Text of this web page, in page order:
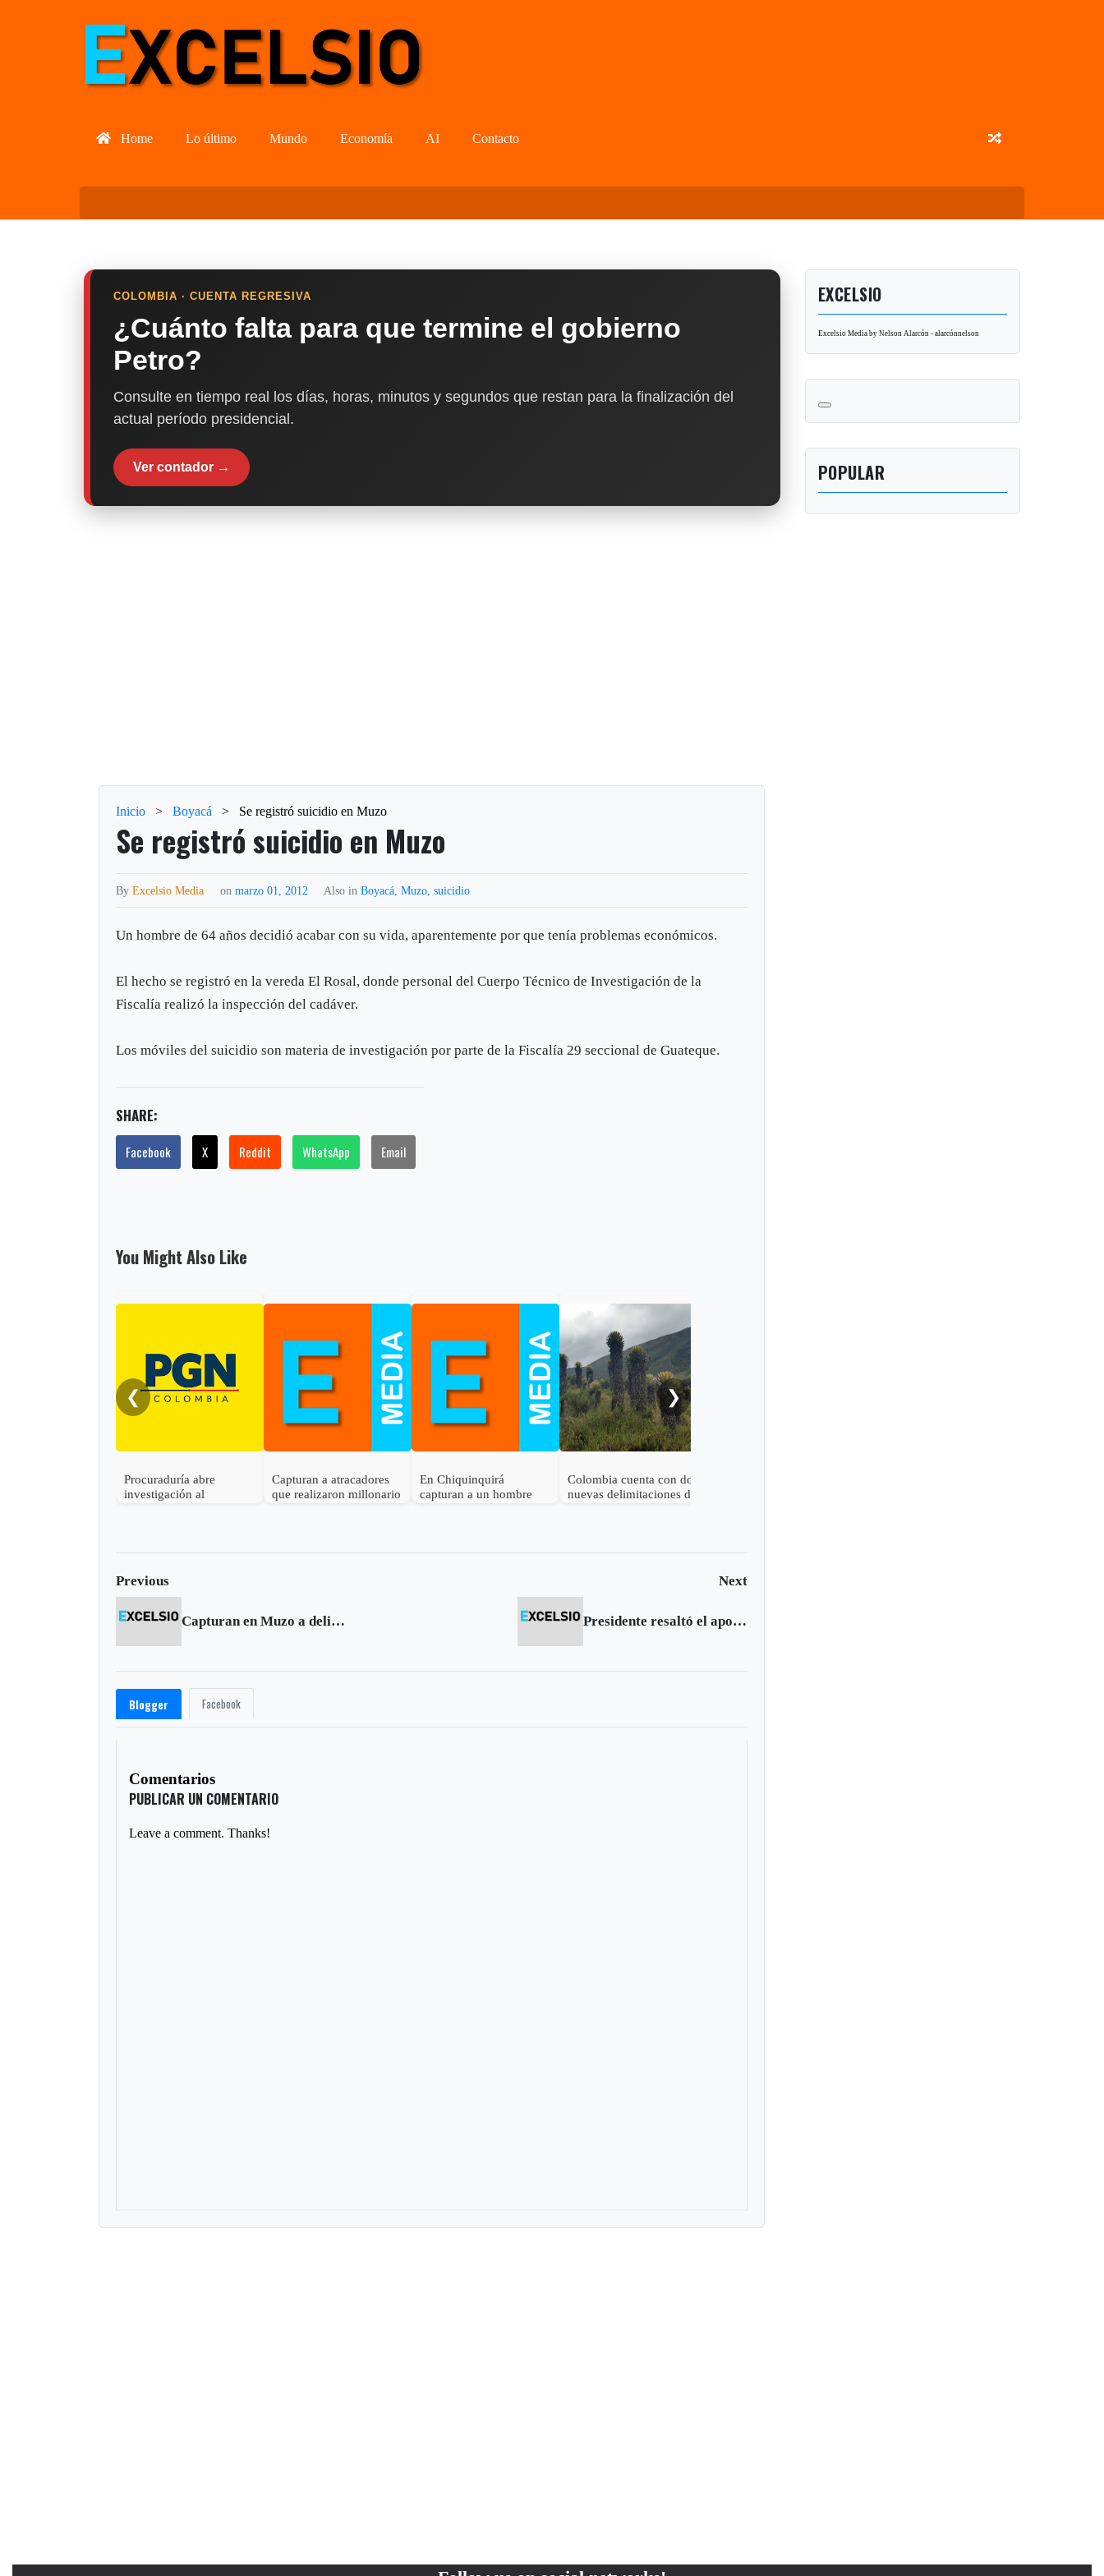
Home Lo último Mundo Economía AI Contacto
COLOMBIA · CUENTA REGRESIVA
¿Cuánto falta para que termine el gobierno
Petro?
Consulte en tiempo real los días, horas, minutos y segundos que restan para la finalización del
actual período presidencial.
Ver contador →
Inicio > Boyacá > Se registró suicidio en Muzo
Se registró suicidio en Muzo
ByExcelsio Media onmarzo 01, 2012 Also inBoyacá ,Muzo ,suicidio
Un hombre de 64 años decidió acabar con su vida, aparentemente por que tenía problemas económicos.
El hecho se registró en la vereda El Rosal, donde personal del Cuerpo Técnico de Investigación de la
Fiscalía realizó la inspección del cadáver.
Los móviles del suicidio son materia de investigación por parte de la Fiscalía 29 seccional de Guateque.
SHARE:
Facebook X Reddit WhatsApp Email
You Might Also Like
❮
Procuraduría abre
investigación al
política
Capturan a atracadores
que realizaron millonario
En Chiquinquirá
capturan a un hombre
Colombia cuenta con dos
nuevas delimitaciones de
❯
Previous Next
Capturan en Muzo a delincuente requerido por la justicia Presidente resaltó el aporte del Sena a la generación de empleo
Blogger Facebook
Comentarios
PUBLICAR UN COMENTARIO
Leave a comment. Thanks!
EXCELSIO
Excelsio Media by Nelson Alarcón - alarcónnelson
POPULAR